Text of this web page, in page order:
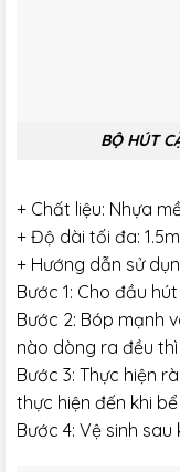
BỘ HÚT
+ Chất liệu: Nhựa
+ Độ dài tối đa: 1.5m
+ Hướng dẫn sử
Bước 1: Cho đầu
Bước 2: Bóp mạnh
nào dòng ra đều thì
Bước 3: Thực hiện
thực hiện đến khi
Bước 4: Vệ sinh